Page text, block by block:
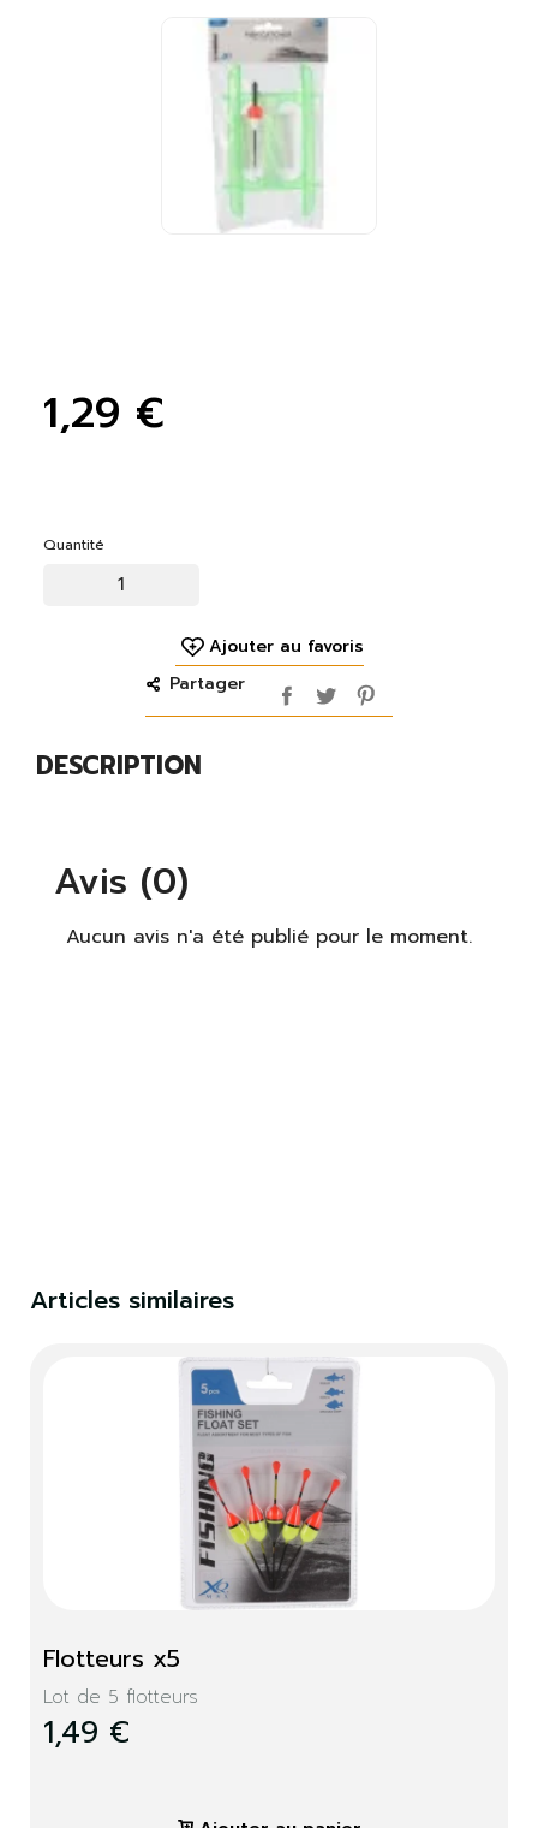
DESCRIPTION
1,29 €
Quantité
Ajouter au favoris
Partager
Avis (0)
Aucun avis n'a été publié pour le moment.
Articles similaires
Flotteurs x5
Lot de 5 flotteurs
1,49 €